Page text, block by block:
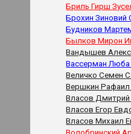
Бриль Гирш
Брохин Зиновий
Будников
Былков Мирон
Вандышев
Вассерман
Величко Семен
Вершкин
Власов Дмитрий
Власов Егор
Власов Михаил